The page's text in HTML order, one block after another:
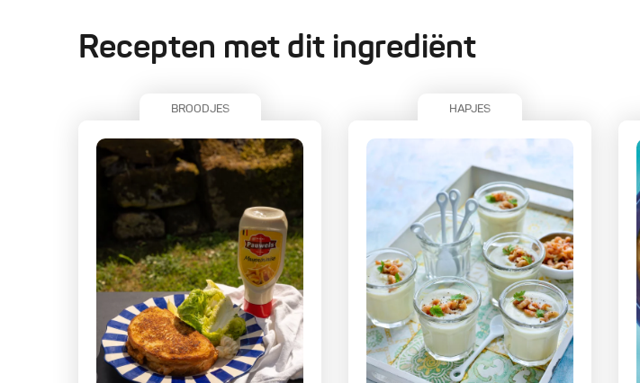
Recepten met dit ingrediënt
BROODJES HAPJES